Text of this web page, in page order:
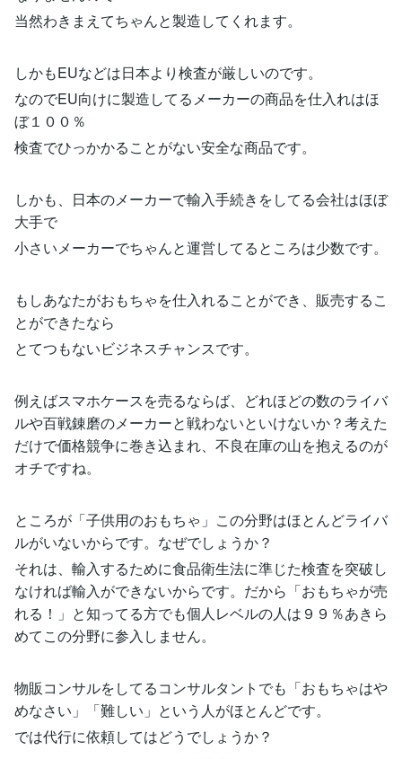
当然わきまえてちゃんと製造してくれます。
しかもEUなどは日本より検査が厳しいのです。
なのでEU向けに製造してるメーカーの商品を仕入れはほ
ぼ１００％
検査でひっかかることがない安全な商品です。
しかも、日本のメーカーで輸入手続きをしてる会社はほぼ
大手で
小さいメーカーでちゃんと運営してるところは少数です。
もしあなたがおもちゃを仕入れることができ、販売するこ
とができたなら
とてつもないビジネスチャンスです。
例えばスマホケースを売るならば、どれほどの数のライバ
ルや百戦錬磨のメーカーと戦わないといけないか？考えた
だけで価格競争に巻き込まれ、不良在庫の山を抱えるのが
オチですね。
ところが「子供用のおもちゃ」この分野はほとんどライバ
ルがいないからです。なぜでしょうか？
それは、輸入するために食品衛生法に準じた検査を突破し
なければ輸入ができないからです。だから「おもちゃが売
れる！」と知ってる方でも個人レベルの人は９９％あきら
めてこの分野に参入しません。
物販コンサルをしてるコンサルタントでも「おもちゃはや
めなさい」「難しい」という人がほとんどです。
では代行に依頼してはどうでしょうか？